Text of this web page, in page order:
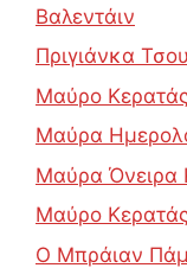
Βαλεντάιν
Πριγιάνκα
Μαύρο
Μαύρα
Μαύρα Όνειρα
Μαύρο
Ο Μπράιαν